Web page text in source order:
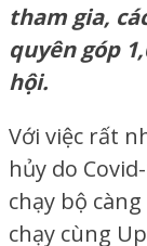
tham gia,
quyên góp
hội.
Với việc rất
hủy do
chạy bộ
chạy cùng